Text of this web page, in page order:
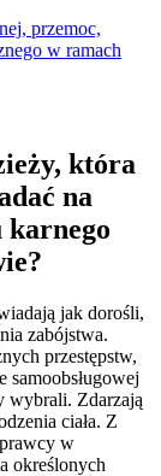
przemoc,
w ramach
która
na
karnego
jak dorośli,
zabójstwa.
przestępstw,
samoobsługowej
wybrali. Zdarzają
ciała. Z
w
określonych